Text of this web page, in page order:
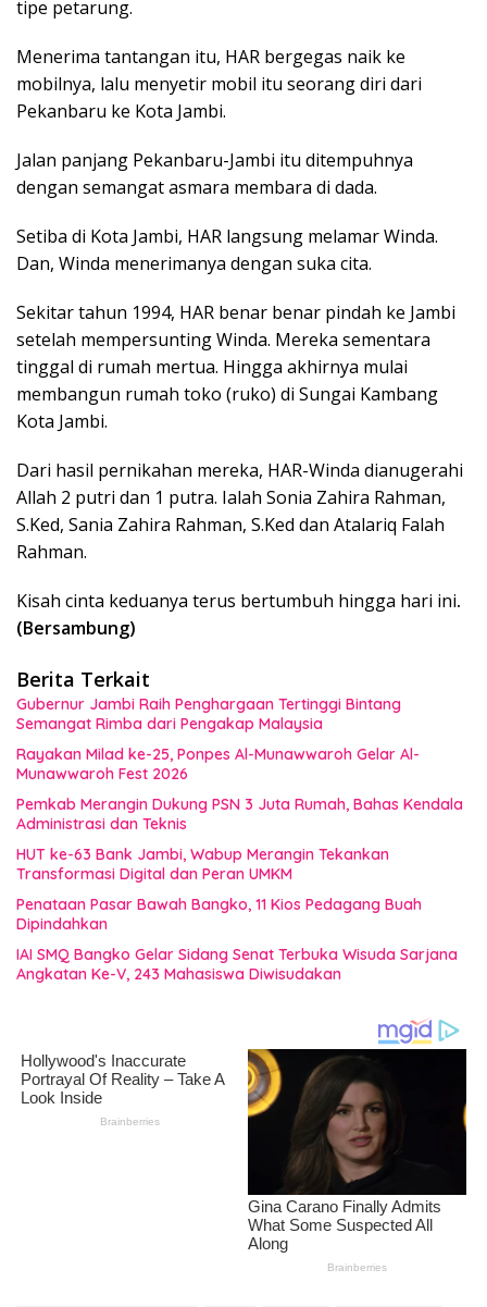
tipe petarung.
Menerima tantangan itu, HAR bergegas naik ke
mobilnya, lalu menyetir mobil itu seorang diri dari
Pekanbaru ke Kota Jambi.
Jalan panjang Pekanbaru-Jambi itu ditempuhnya
dengan semangat asmara membara di dada.
Setiba di Kota Jambi, HAR langsung melamar Winda.
Dan, Winda menerimanya dengan suka cita.
Sekitar tahun 1994, HAR benar benar pindah ke Jambi
setelah mempersunting Winda. Mereka sementara
tinggal di rumah mertua. Hingga akhirnya mulai
membangun rumah toko (ruko) di Sungai Kambang
Kota Jambi.
Dari hasil pernikahan mereka, HAR-Winda dianugerahi
Allah 2 putri dan 1 putra. Ialah Sonia Zahira Rahman,
S.Ked, Sania Zahira Rahman, S.Ked dan Atalariq Falah
Rahman.
Kisah cinta keduanya terus bertumbuh hingga hari ini.
(Bersambung)
Berita Terkait
Gubernur Jambi Raih Penghargaan Tertinggi Bintang
Semangat Rimba dari Pengakap Malaysia
Rayakan Milad ke-25, Ponpes Al-Munawwaroh Gelar Al-
Munawwaroh Fest 2026
Pemkab Merangin Dukung PSN 3 Juta Rumah, Bahas Kendala
Administrasi dan Teknis
HUT ke-63 Bank Jambi, Wabup Merangin Tekankan
Transformasi Digital dan Peran UMKM
Penataan Pasar Bawah Bangko, 11 Kios Pedagang Buah
Dipindahkan
IAI SMQ Bangko Gelar Sidang Senat Terbuka Wisuda Sarjana
Angkatan Ke-V, 243 Mahasiswa Diwisudakan